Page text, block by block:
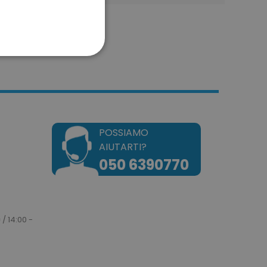
14:00 -
POSSIAMO
AIUTARTI?
050 6390770
gestione dell'account. Il
attiva la pulizia della